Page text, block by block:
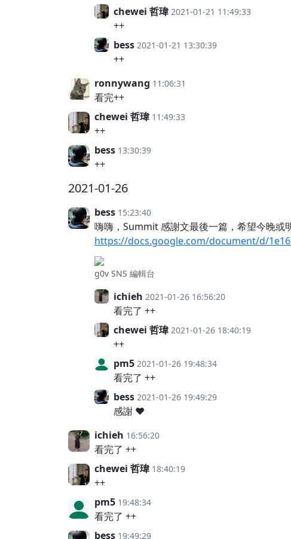
chewei 哲瑋 2021-01-21 11:49:33
++
bess 2021-01-21 13:30:39
++
ronnywang 11:06:31
看完++
chewei 哲瑋 11:49:33
++
bess 13:30:39
++
2021-01-26
bess 15:23:40
嗨嗨，Summit 感謝文最後一篇，希望今晚或
https://docs.google.com/document/d/
g0v SNS 編輯台
ichieh 2021-01-26 16:56:20
看完了 ++
chewei 哲瑋 2021-01-26 18:40:19
++
pm5 2021-01-26 19:48:34
看完了 ++
bess 2021-01-26 19:49:29
感謝 ❤️
ichieh 16:56:20
看完了 ++
chewei 哲瑋 18:40:19
++
pm5 19:48:34
看完了 ++
bess 19:49:29